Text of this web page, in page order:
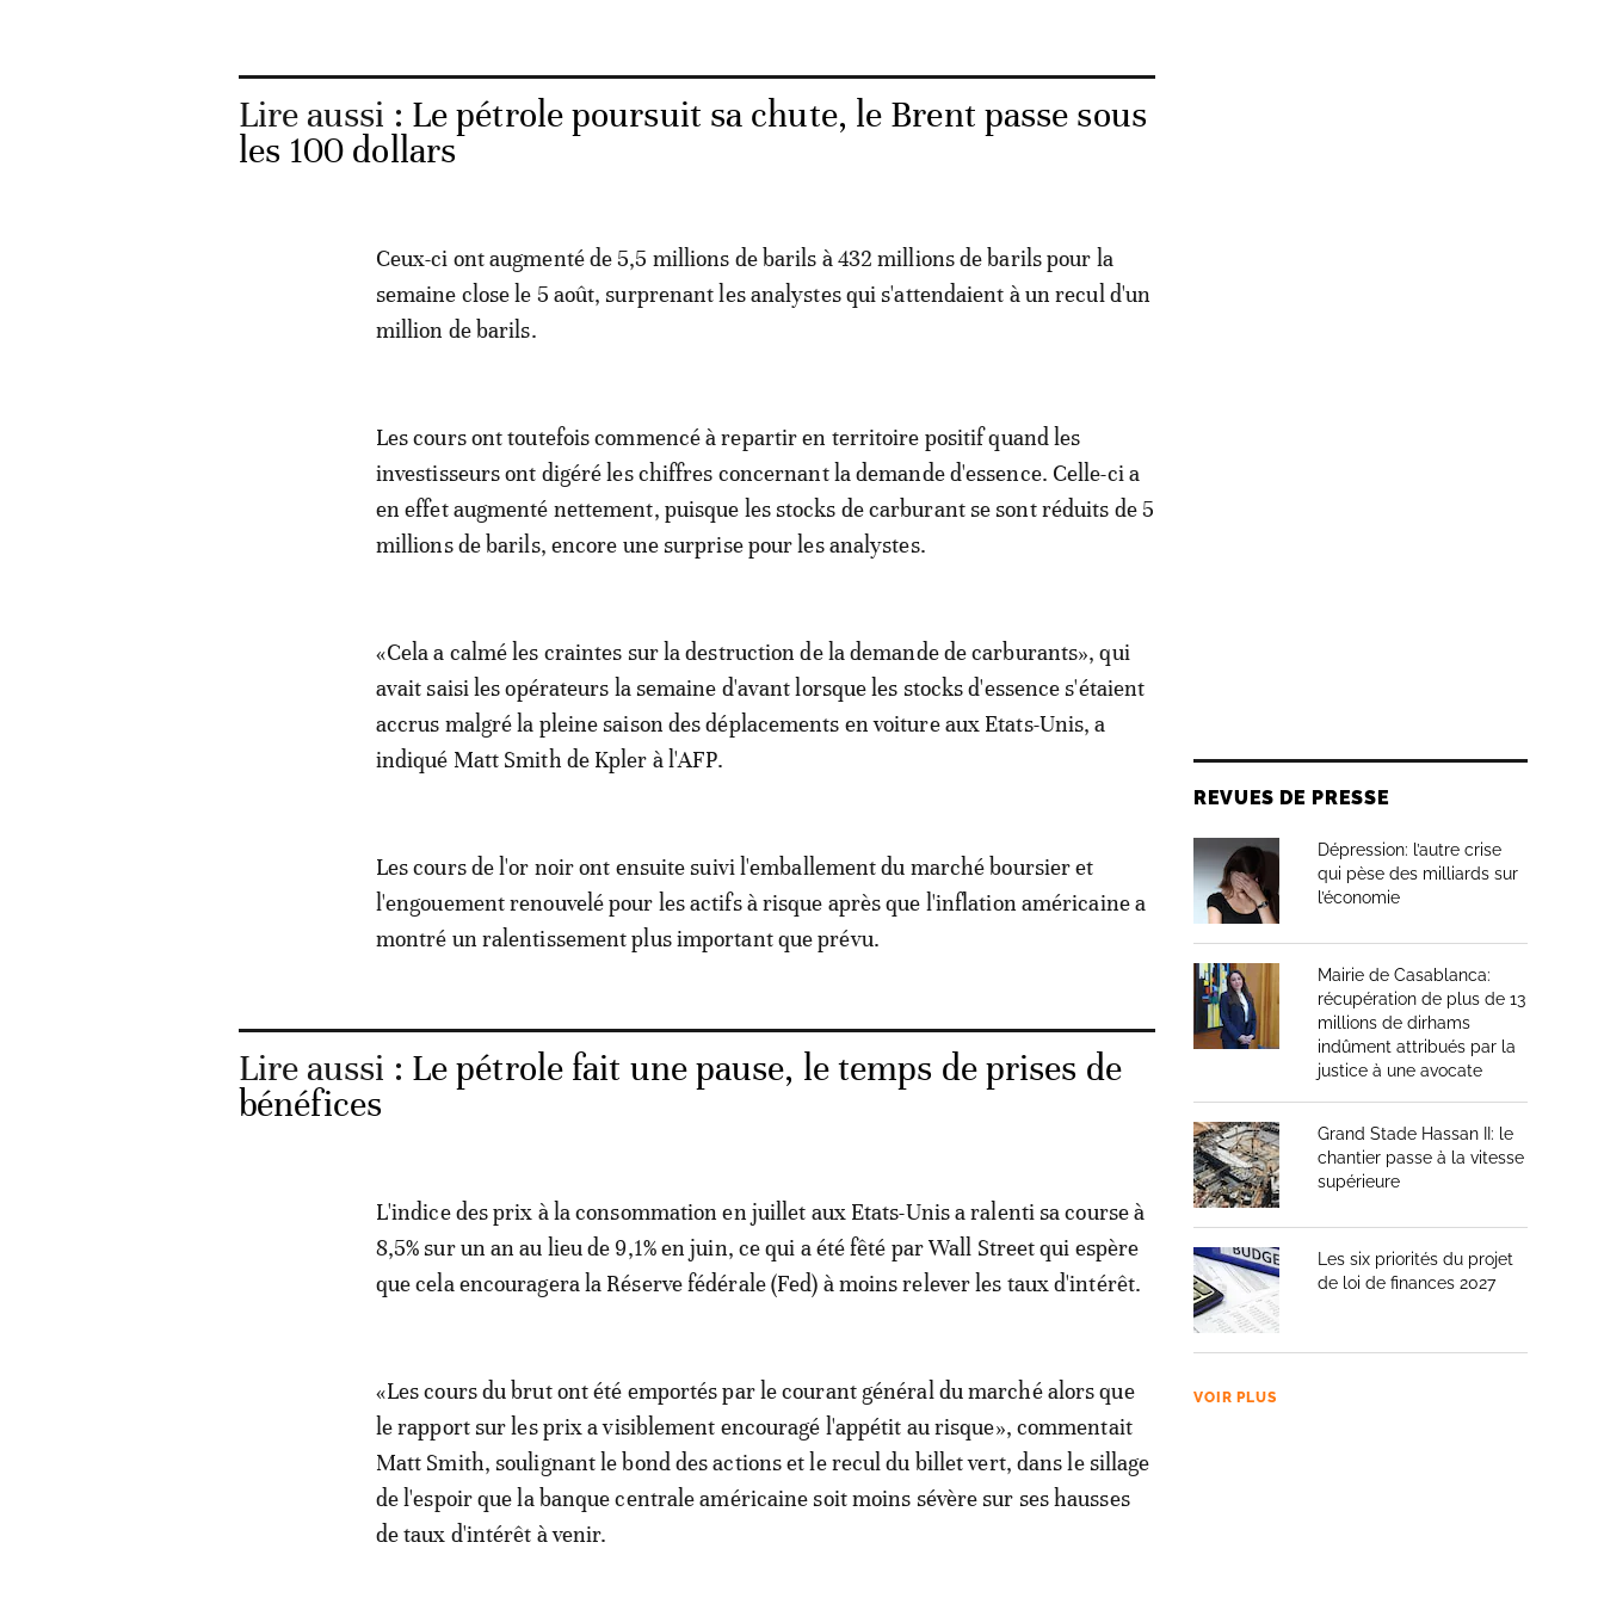
Lire aussi : Le pétrole poursuit sa chute, le Brent passe sous
les 100 dollars
Ceux-ci ont augmenté de 5,5 millions de barils à 432 millions de barils pour la
semaine close le 5 août, surprenant les analystes qui s'attendaient à un recul d'un
million de barils.
Les cours ont toutefois commencé à repartir en territoire positif quand les
investisseurs ont digéré les chiffres concernant la demande d'essence. Celle-ci a
en effet augmenté nettement, puisque les stocks de carburant se sont réduits de 5
millions de barils, encore une surprise pour les analystes.
«Cela a calmé les craintes sur la destruction de la demande de carburants», qui
avait saisi les opérateurs la semaine d'avant lorsque les stocks d'essence s'étaient
accrus malgré la pleine saison des déplacements en voiture aux Etats-Unis, a
indiqué Matt Smith de Kpler à l'AFP.
Les cours de l'or noir ont ensuite suivi l'emballement du marché boursier et
l'engouement renouvelé pour les actifs à risque après que l'inflation américaine a
montré un ralentissement plus important que prévu.
Lire aussi : Le pétrole fait une pause, le temps de prises de
bénéfices
L'indice des prix à la consommation en juillet aux Etats-Unis a ralenti sa course à
8,5% sur un an au lieu de 9,1% en juin, ce qui a été fêté par Wall Street qui espère
que cela encouragera la Réserve fédérale (Fed) à moins relever les taux d'intérêt.
«Les cours du brut ont été emportés par le courant général du marché alors que
le rapport sur les prix a visiblement encouragé l'appétit au risque», commentait
Matt Smith, soulignant le bond des actions et le recul du billet vert, dans le sillage
de l'espoir que la banque centrale américaine soit moins sévère sur ses hausses
de taux d'intérêt à venir.
REVUES DE PRESSE
Dépression: l’autre crise
qui pèse des milliards sur
l’économie
Mairie de Casablanca:
récupération de plus de 13
millions de dirhams
indûment attribués par la
justice à une avocate
Grand Stade Hassan II: le
chantier passe à la vitesse
supérieure
Les six priorités du projet
de loi de finances 2027
VOIR PLUS